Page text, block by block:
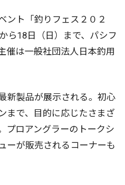
ント「釣りフェス２０２
ら18日（日）まで、パシフ
催は一般社団法人日本釣用
新製品が展示される。初心
まで、目的に応じたさまざ
プロアングラーのトークシ
ーが販売されるコーナーも